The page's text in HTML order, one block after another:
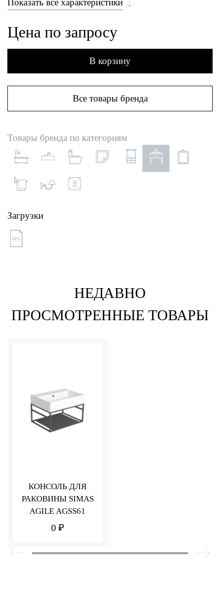
Цена по запросу
В корзину
Все товары бренда
Товары бренда по категориям
Загрузки
JPG
НЕДАВНО
ПРОСМОТРЕННЫЕ ТОВАРЫ
КОНСОЛЬ ДЛЯ
РАКОВИНЫ SIMAS
AGILE AGSS61
0 ₽